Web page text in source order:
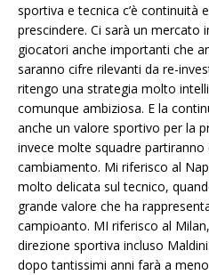
sportiva e tecnica c’è continuità
prescindere. Ci sarà un mercato
giocatori anche importanti che
saranno cifre rilevanti da re-
ritengo una strategia molto
comunque ambiziosa. E la
anche un valore sportivo per la
invece molte squadre partiranno
cambiamento. Mi riferisco al
molto delicata sul tecnico,
grande valore che ha
campioanto. MI riferisco al
direzione sportiva incluso
dopo tantissimi anni farà a